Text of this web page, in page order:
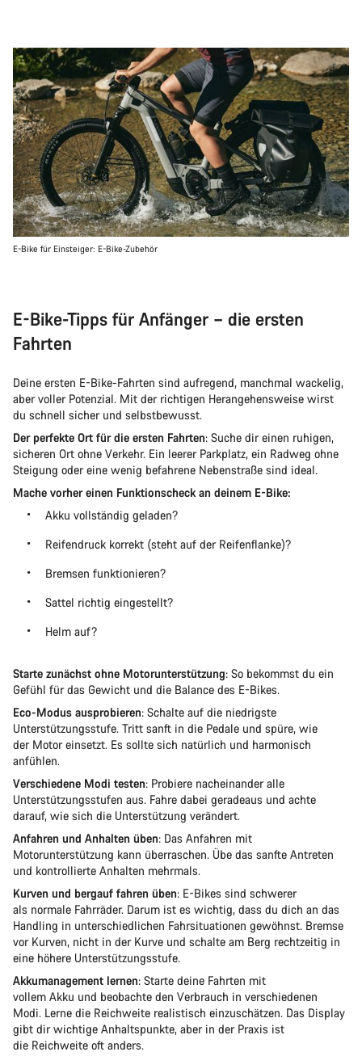
E-Bike für Einsteiger: E-Bike-Zubehör
E-Bike-Tipps für Anfänger – die ersten
Fahrten
Deine ersten E-Bike-Fahrten sind aufregend, manchmal wackelig,
aber voller Potenzial. Mit der richtigen Herangehensweise wirst
du schnell sicher und selbstbewusst.
Der perfekte Ort für die ersten Fahrten: Suche dir einen ruhigen,
sicheren Ort ohne Verkehr. Ein leerer Parkplatz, ein Radweg ohne
Steigung oder eine wenig befahrene Nebenstraße sind ideal.
Mache vorher einen Funktionscheck an deinem E-Bike:
Akku vollständig geladen?
Reifendruck korrekt (steht auf der Reifenflanke)?
Bremsen funktionieren?
Sattel richtig eingestellt?
Helm auf?
Starte zunächst ohne Motorunterstützung: So bekommst du ein
Gefühl für das Gewicht und die Balance des E-Bikes.
Eco-Modus ausprobieren: Schalte auf die niedrigste
Unterstützungsstufe. Tritt sanft in die Pedale und spüre, wie
der Motor einsetzt. Es sollte sich natürlich und harmonisch
anfühlen.
Verschiedene Modi testen: Probiere nacheinander alle
Unterstützungsstufen aus. Fahre dabei geradeaus und achte
darauf, wie sich die Unterstützung verändert.
Anfahren und Anhalten üben: Das Anfahren mit
Motorunterstützung kann überraschen. Übe das sanfte Antreten
und kontrollierte Anhalten mehrmals.
Kurven und bergauf fahren üben: E-Bikes sind schwerer
als normale Fahrräder. Darum ist es wichtig, dass du dich an das
Handling in unterschiedlichen Fahrsituationen gewöhnst. Bremse
vor Kurven, nicht in der Kurve und schalte am Berg rechtzeitig in
eine höhere Unterstützungsstufe.
Akkumanagement lernen: Starte deine Fahrten mit
vollem Akku und beobachte den Verbrauch in verschiedenen
Modi. Lerne die Reichweite realistisch einzuschätzen. Das Display
gibt dir wichtige Anhaltspunkte, aber in der Praxis ist
die Reichweite oft anders.